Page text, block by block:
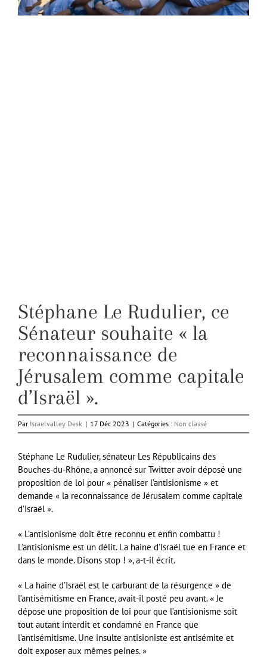
Stéphane Le Rudulier, ce
Sénateur souhaite « la
reconnaissance de
Jérusalem comme capitale
d’Israël ».
Par Israelvalley Desk | 17 Déc 2023 | Catégories : Non classé
Stéphane Le Rudulier, sénateur Les Républicains des
Bouches-du-Rhône, a annoncé sur Twitter avoir déposé une
proposition de loi pour « pénaliser l’antisionisme » et
demande « la reconnaissance de Jérusalem comme capitale
d’Israël ».
« L’antisionisme doit être reconnu et enfin combattu !
L’antisionisme est un délit. La haine d’Israël tue en France et
dans le monde. Disons stop ! », a-t-il écrit.
« La haine d’Israël est le carburant de la résurgence » de
l’antisémitisme en France, avait-il posté peu avant. « Je
dépose une proposition de loi pour que l’antisionisme soit
tout autant interdit et condamné en France que
l’antisémitisme. Une insulte antisioniste est antisémite et
doit exposer aux mêmes peines. »